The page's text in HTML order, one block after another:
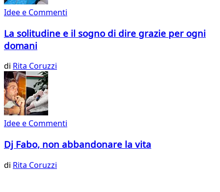
Idee e Commenti
La solitudine e il sogno di dire grazie per ogni
domani
di Rita Coruzzi
Idee e Commenti
Dj Fabo, non abbandonare la vita
di Rita Coruzzi